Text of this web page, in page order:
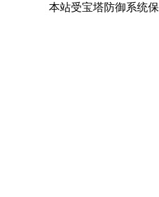
本站受宝塔防御系统